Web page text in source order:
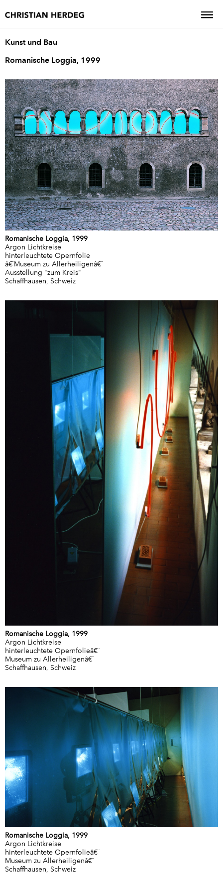
Kunst und Bau
Romanische Loggia, 1999
Romanische Loggia, 1999
Argon Lichtkreise
hinterleuchtete Opernfolie
â€¨Museum zu Allerheiligenâ€¨
Ausstellung "zum Kreis"
Schaffhausen, Schweiz
Romanische Loggia, 1999
Argon Lichtkreise
hinterleuchtete Opernfolieâ€¨
Museum zu Allerheiligenâ€¨
Schaffhausen, Schweiz
Romanische Loggia, 1999
Argon Lichtkreise
hinterleuchtete Opernfolieâ€¨
Museum zu Allerheiligenâ€¨
Schaffhausen, Schweiz